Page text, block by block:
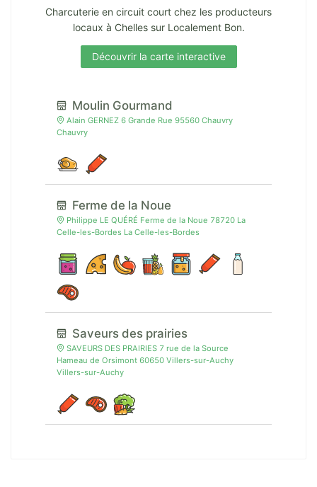
Charcuterie en circuit court chez les producteurs
locaux à Chelles sur Localement Bon.
Découvrir la carte interactive
Moulin Gourmand
Alain GERNEZ 6 Grande Rue 95560 Chauvry
Chauvry
Ferme de la Noue
Philippe LE QUÉRÉ Ferme de la Noue 78720 La
Celle-les-Bordes La Celle-les-Bordes
Saveurs des prairies
SAVEURS DES PRAIRIES 7 rue de la Source
Hameau de Orsimont 60650 Villers-sur-Auchy
Villers-sur-Auchy